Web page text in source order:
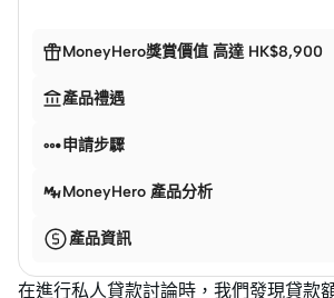
MoneyHero獎賞價值 高達 HK$8,900
產品禮遇
申請步驟
MoneyHero 產品分析
產品資訊
在進行私人貸款討論時，我們發現貸款